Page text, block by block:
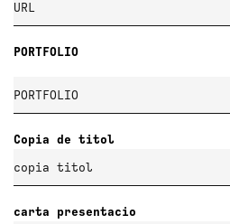
PORTFOLIO
Copia de titol
carta presentacio